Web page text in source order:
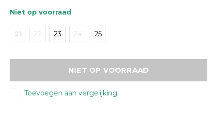
Niet op voorraad
21 22 23 24 25
NIET OP VOORRAAD
Toevoegen aan vergelijking